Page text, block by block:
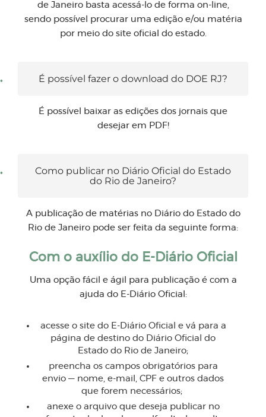
de Janeiro basta acessá-lo de forma on-line,
sendo possível procurar uma edição e/ou matéria
por meio do site oficial do estado.
É possível fazer o download do DOE RJ?
É possível baixar as edições dos jornais que
desejar em PDF!
Como publicar no Diário Oficial do Estado
do Rio de Janeiro?
A publicação de matérias no Diário do Estado do
Rio de Janeiro pode ser feita da seguinte forma:
Com o auxílio do E-Diário Oficial
Uma opção fácil e ágil para publicação é com a
ajuda do E-Diário Oficial:
acesse o site do E-Diário Oficial e vá para a
página de destino do Diário Oficial do
Estado do Rio de Janeiro;
preencha os campos obrigatórios para
envio — nome, e-mail, CPF e outros dados
que forem necessários;
anexe o arquivo que deseja publicar no